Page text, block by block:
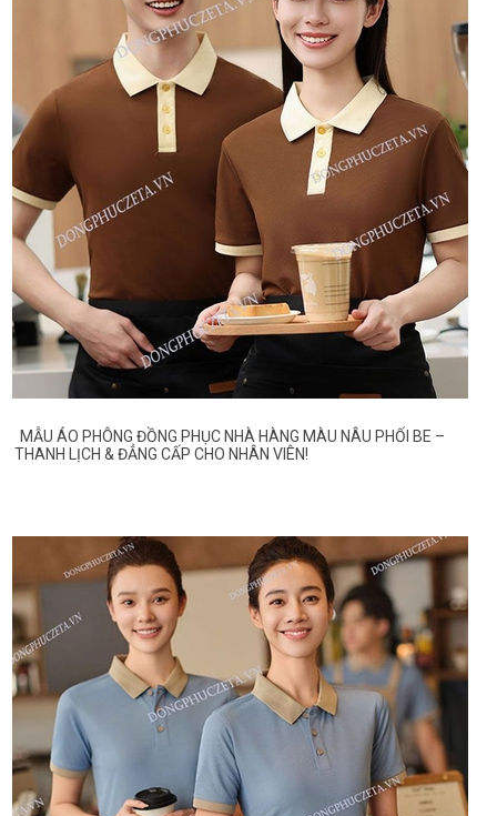
MẪU ÁO PHÔNG ĐỒNG PHỤC NHÀ HÀNG MÀU NÂU PHỐI BE –
THANH LỊCH & ĐẲNG CẤP CHO NHÂN VIÊN!